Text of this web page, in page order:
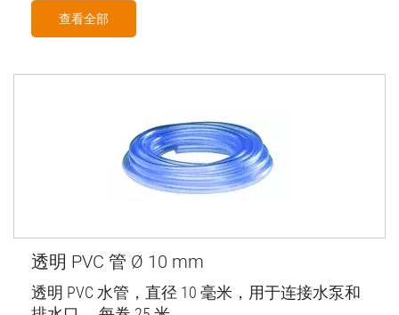
查看全部
透明 PVC 管 Ø 10 mm
透明 PVC 水管，直径 10 毫米，用于连接水泵和